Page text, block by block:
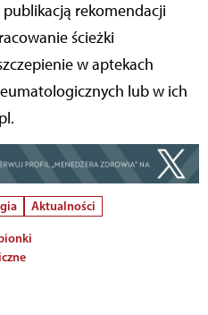
publikacją rekomendacji
ścieżki
w aptekach
lub w ich
Aktualności